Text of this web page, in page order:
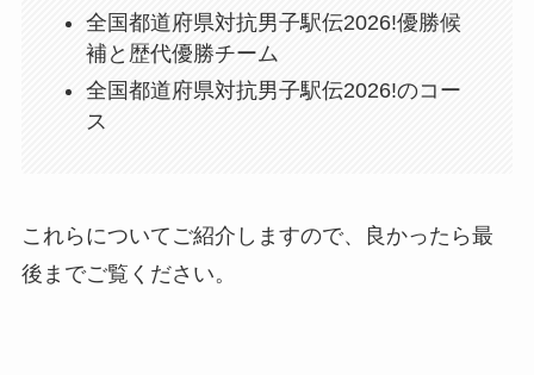
全国都道府県対抗男子駅伝2026!優勝候
補と歴代優勝チーム
全国都道府県対抗男子駅伝2026!のコー
ス
これらについてご紹介しますので、良かったら最
後までご覧ください。